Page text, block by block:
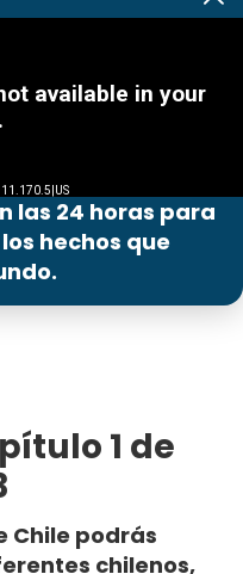
las 24 horas para
hechos que
1 de
Chile podrás
chilenos,